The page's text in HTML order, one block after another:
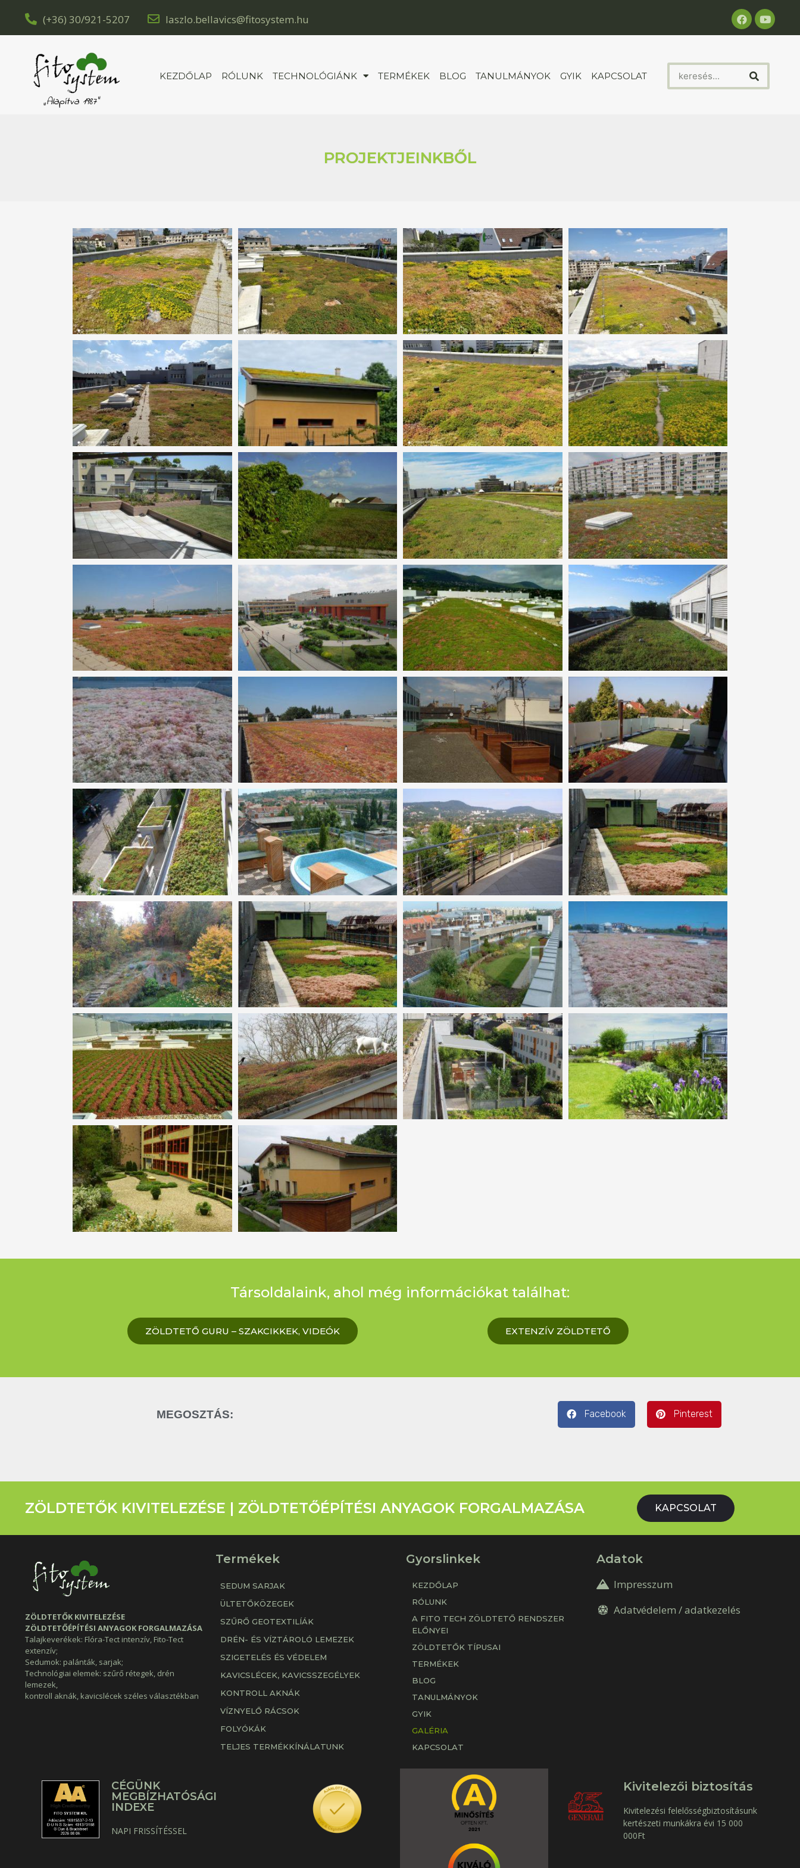
(+36) 30/921-5207 laszlo.bellavics@fitosystem.hu
„Alapítva 1987”
KEZDŐLAP RÓLUNK TECHNOLÓGIÁNK TERMÉKEK BLOG TANULMÁNYOK GYIK KAPCSOLAT
PROJEKTJEINKBŐL
Társoldalaink, ahol még információkat találhat:
ZÖLDTETŐ GURU – SZAKCIKKEK, VIDEÓK EXTENZÍV ZÖLDTETŐ
MEGOSZTÁS: Facebook Pinterest
ZÖLDTETŐK KIVITELEZÉSE | ZÖLDTETŐÉPÍTÉSI ANYAGOK FORGALMAZÁSA KAPCSOLAT
ZÖLDTETŐK KIVITELEZÉSE
ZÖLDTETŐÉPÍTÉSI ANYAGOK FORGALMAZÁSA
Talajkeverékek: Flóra-Tect intenzív, Fito-Tect
extenzív;
Sedumok: palánták, sarjak;
Technológiai elemek: szűrő rétegek, drén
lemezek,
kontroll aknák, kavicslécek széles választékban
Termékek
SEDUM SARJAK
ÜLTETŐKÖZEGEK
SZŰRŐ GEOTEXTILÍÁK
DRÉN- ÉS VÍZTÁROLÓ LEMEZEK
SZIGETELÉS ÉS VÉDELEM
KAVICSLÉCEK, KAVICSSZEGÉLYEK
KONTROLL AKNÁK
VÍZNYELŐ RÁCSOK
FOLYÓKÁK
TELJES TERMÉKKÍNÁLATUNK
Gyorslinkek
KEZDŐLAP
RÓLUNK
A FITO TECH ZÖLDTETŐ RENDSZER
ELŐNYEI
ZÖLDTETŐK TÍPUSAI
TERMÉKEK
BLOG
TANULMÁNYOK
GYIK
GALÉRIA
KAPCSOLAT
Adatok
Impresszum
Adatvédelem / adatkezelés
CÉGÜNK
MEGBÍZHATÓSÁGI
INDEXE
NAPI FRISSÍTÉSSEL
Kivitelezői biztosítás
Kivitelezési felelősségbiztosításunk
kertészeti munkákra évi 15 000
000Ft